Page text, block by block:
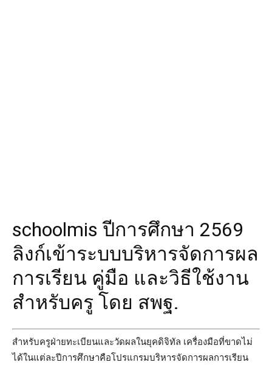
schoolmis ปีการศึกษา 2569
ลิงก์เข้าระบบบริหารจัดการผล
การเรียน คู่มือ และวิธีใช้งาน
สำหรับครู โดย สพฐ.
สำหรับครูฝ่ายทะเบียนและวัดผลในยุคดิจิทัล เครื่องมือที่ขาดไม่
ได้ในแต่ละปีการศึกษาคือโปรแกรมบริหารจัดการผลการเรียน